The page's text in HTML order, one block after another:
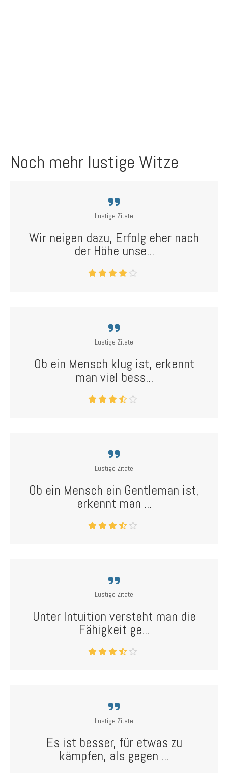
Noch mehr lustige Witze
Lustige Zitate
Wir neigen dazu, Erfolg eher nach
der Höhe unse...
Lustige Zitate
Ob ein Mensch klug ist, erkennt
man viel bess...
Lustige Zitate
Ob ein Mensch ein Gentleman ist,
erkennt man ...
Lustige Zitate
Unter Intuition versteht man die
Fähigkeit ge...
Lustige Zitate
Es ist besser, für etwas zu
kämpfen, als gegen ...